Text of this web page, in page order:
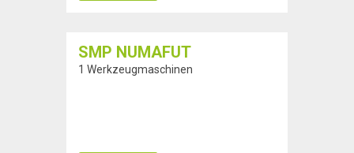
SMP NUMAFUT
1 Werkzeugmaschinen